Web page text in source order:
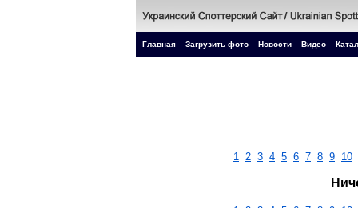
Главная Загрузить фото Новости Видео
1 2 3 4 5 6 7 8 9 10